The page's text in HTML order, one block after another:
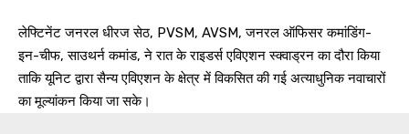
लेफ्टिनेंट जनरल धीरज सेठ, PVSM, AVSM, जनरल ऑफिसर कमांडिंग-
इन-चीफ, साउथर्न कमांड, ने रात के राइडर्स एविएशन स्क्वाड्रन का दौरा किया
ताकि यूनिट द्वारा सैन्य एविएशन के क्षेत्र में विकसित की गई अत्याधुनिक नवाचारों
का मूल्यांकन किया जा सके।